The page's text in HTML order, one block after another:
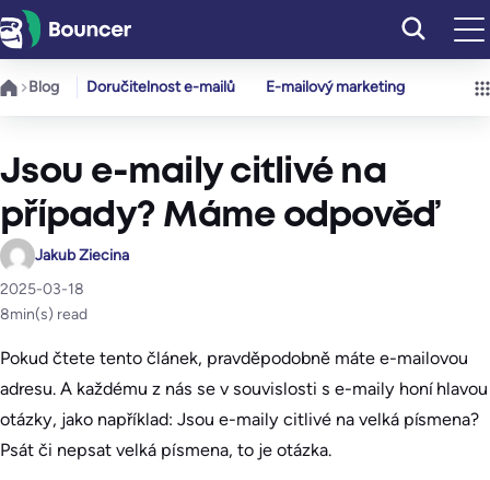
Přeskočit
na
obsah
Blog Doručitelnost e-mailů E-mailový marketing
Jsou e-maily citlivé na
případy? Máme odpověď
Jakub Ziecina
2025-03-18
8min(s) read
Pokud čtete tento článek, pravděpodobně máte e-mailovou
adresu. A každému z nás se v souvislosti s e-maily honí hlavou
otázky, jako například: Jsou e-maily citlivé na velká písmena?
Psát či nepsat velká písmena, to je otázka.